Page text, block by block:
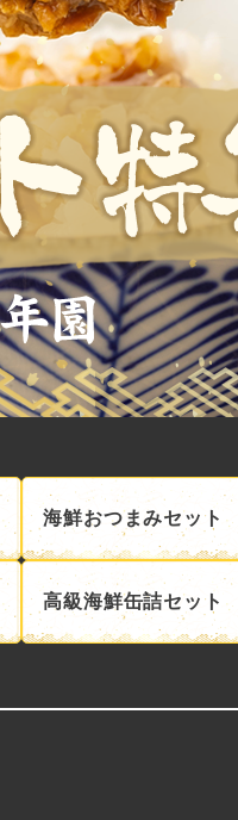
海鮮おつまみセット
高級海鮮缶詰セット